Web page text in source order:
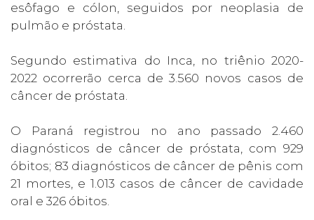
esôfago e cólon, seguidos por neoplasia de
pulmão e próstata.
Segundo estimativa do Inca, no triênio 2020-
2022 ocorrerão cerca de 3.560 novos casos de
câncer de próstata.
O Paraná registrou no ano passado 2.460
diagnósticos de câncer de próstata, com 929
óbitos; 83 diagnósticos de câncer de pênis com
21 mortes, e 1.013 casos de câncer de cavidade
oral e 326 óbitos.